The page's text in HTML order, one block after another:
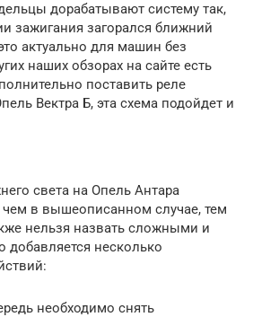
дорабатывают систему так,
зажигания загорался ближний
актуально для машин без
наших обзорах на сайте есть
поставить реле
Вектра Б, эта схема подойдет и
света на Опель Антара
в вышеописанном случае, тем
нельзя назвать сложными и
добавляется несколько
необходимо снять